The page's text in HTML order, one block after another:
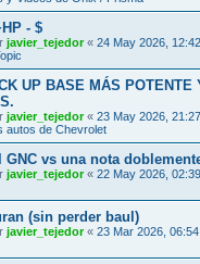
- $
javier_tejedor« 24 May 2026, 12:42
UP BASE MÁS POTENTE
javier_tejedor« 23 May 2026, 21:27
autos de Chevrolet
GNC vs una nota
javier_tejedor« 22 May 2026, 02:39
(sin perder baul)
javier_tejedor« 23 Mar 2026, 06:54